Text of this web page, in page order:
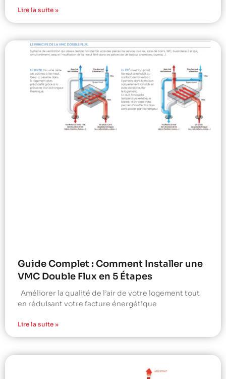
Lire la suite »
Guide Complet : Comment Installer une
VMC Double Flux en 5 Étapes
Améliorer la qualité de l’air de votre logement tout
en réduisant votre facture énergétique
Lire la suite »